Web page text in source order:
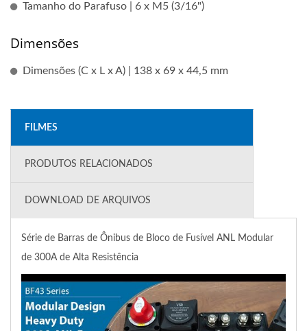
Tamanho do Parafuso | 6 x M5 (3/16")
Dimensões
Dimensões (C x L x A) | 138 x 69 x 44,5 mm
FILMES
PRODUTOS RELACIONADOS
DOWNLOAD DE ARQUIVOS
Série de Barras de Ônibus de Bloco de Fusível ANL Modular
de 300A de Alta Resistência